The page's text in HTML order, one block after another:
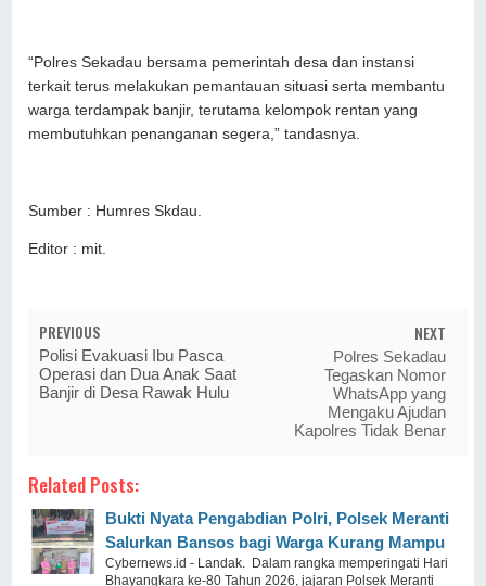
“Polres Sekadau bersama pemerintah desa dan instansi
terkait terus melakukan pemantauan situasi serta membantu
warga terdampak banjir, terutama kelompok rentan yang
membutuhkan penanganan segera,” tandasnya.
Sumber : Humres Skdau.
Editor : mit.
PREVIOUS
Polisi Evakuasi Ibu Pasca
Operasi dan Dua Anak Saat
Banjir di Desa Rawak Hulu
NEXT
Polres Sekadau
Tegaskan Nomor
WhatsApp yang
Mengaku Ajudan
Kapolres Tidak Benar
Related Posts:
Bukti Nyata Pengabdian Polri, Polsek Meranti
Salurkan Bansos bagi Warga Kurang Mampu
Cybernews.id - Landak. Dalam rangka memperingati Hari
Bhayangkara ke-80 Tahun 2026, jajaran Polsek Meranti